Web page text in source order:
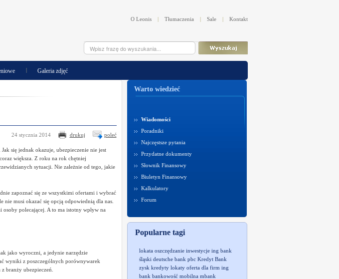
O Leonis | Tłumaczenia | Sale | Kontakt
| Galeria zdjęć
poleć
drukuj
24 stycznia 2014
się jednak okazuje, ubezpieczenie nie jest
większa. Z roku na rok chętniej
sytuacji. Nie zależnie od tego, jakie
zapoznać się ze wszystkimi ofertami i wybrać
musi okazać się opcją odpowiednią dla nas.
polecającej. A to ma istotny wpływ na
jako wyroczni, a jedynie narzędzie
wyniki z poszczególnych porównywarek
branży ubezpieczeń.
Warto wiedzieć
Wiadomości
Poradniki
Najczęstsze pytania
Przydatne dokumenty
Słownik Finansowy
Biuletyn Finansowy
Kalkulatory
Forum
Popularne tagi
lokata oszczędzanie inwestycje ing bank
śląski deutsche bank pbc Kredyt Bank
zysk kredyty lokaty oferta dla firm ing
bank bankowość mobilna mbank